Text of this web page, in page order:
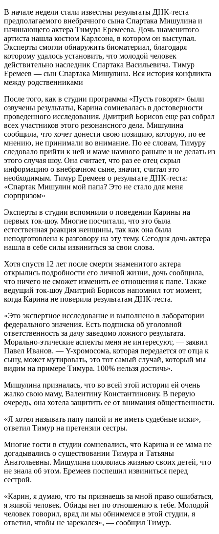
В начале недели стали известны результаты ДНК-теста
предполагаемого внебрачного сына Спартака Мишулина и
начинающего актера Тимура Еремеева. Дочь знаменитого
артиста нашла костюм Карлсона, в котором он выступал.
Эксперты смогли обнаружить биоматериал, благодаря
которому удалось установить, что молодой человек
действительно наследник Спартака Васильевича. Тимур
Еремеев — сын Спартака Мишулина. Вся история конфликта
между родственниками
После того, как в студии программы «Пусть говорят» были
озвучены результаты, Карина сомневалась в достоверности
проведенного исследования. Дмитрий Борисов еще раз собрал
всех участников этого резонансного дела. Мишулина
сообщила, что хочет донести свою позицию, которую, по ее
мнению, не принимали во внимание. По ее словам, Тимуру
следовало прийти к ней и маме намного раньше и не делать из
этого случая шоу. Она считает, что раз ее отец скрыл
информацию о внебрачном сыне, значит, считал это
необходимым. Тимур Еремеев о результате ДНК-теста:
«Спартак Мишулин мой папа? Это не стало для меня
сюрпризом»
Эксперты в студии вспомнили о поведении Карины на
первых ток-шоу. Многие посчитали, что это была
естественная реакция женщины, так как она была
неподготовлена к разговору на эту тему. Сегодня дочь актера
нашла в себе силы извиниться за свои слова.
Хотя спустя 12 лет после смерти знаменитого актера
открылись подробности его личной жизни, дочь сообщила,
что ничего не сможет изменить ее отношения к папе. Также
ведущий ток-шоу Дмитрий Борисов напомнил тот момент,
когда Карина не поверила результатам ДНК-теста.
«Это экспертное исследование и выполнено в лаборатории
федерального значения. Есть подписка об уголовной
ответственность за дачу заведомо ложного результата.
Морально-этические аспекты меня не интересуют, — заявил
Павел Иванов. — Y-хромосома, которая передается от отца к
сыну, может мутировать, это тот самый случай, который мы
видим на примере Тимура. 100% нельзя достичь».
Мишулина призналась, что во всей этой истории ей очень
жалко свою маму, Валентину Константиновну. В первую
очередь, она хотела защитить ее от внимания общественности.
«Я хотел называть папу папой и не иметь судебные иски», —
ответил Тимур на претензии сестры.
Многие гости в студии сомневались, что Карина и ее мама не
догадывались о существовании Тимура и Татьяны
Анатольевны. Мишулина поклялась жизнью своих детей, что
не знала об этом. Еремеев поспешил извиниться перед
сестрой.
«Карин, я думаю, что ты признаешь за мной право ошибаться,
я живой человек. Обиды нет по отношению к тебе. Молодой
человек говорил, вряд ли мы обнимемся в этой студии, я
ответил, чтобы не зарекался», — сообщил Тимур.